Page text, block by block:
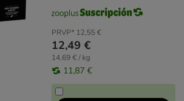
PRVP* 12,55 €
12,49 €
14,69 € / kg
11,87 €